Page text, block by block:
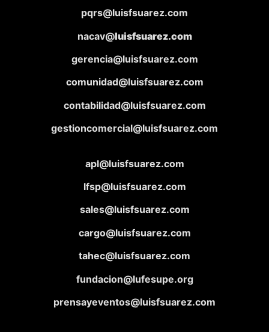
pqrs@luisfsuarez.com
nacav@luisfsuarez.com
gerencia@luisfsuarez.com
comunidad@luisfsuarez.com
contabilidad@luisfsuarez.com
gestioncomercial@luisfsuarez.com
apl@luisfsuarez.com
lfsp@luisfsuarez.com
sales@luisfsuarez.com
cargo@luisfsuarez.com
tahec@luisfsuarez.com
fundacion@lufesupe.org
prensayeventos@luisfsuarez.com